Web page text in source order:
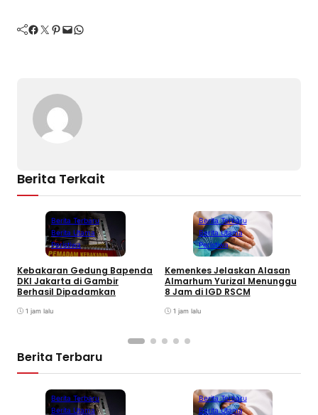
Facebook Twitter Pinterest Mail WhatsApp
Berita Terkait
Berita Terbaru
Berita Utama
Peristiwa
Kebakaran Gedung Bapenda
DKI Jakarta di Gambir
Berhasil Dipadamkan
1 jam lalu
Berita Terbaru
Berita Utama
Peristiwa
Kemenkes Jelaskan Alasan
Almarhum Yurizal Menunggu
8 Jam di IGD RSCM
1 jam lalu
Berita Terbaru
Berita Terbaru
Berita Utama
Berita Terbaru
Berita Utama